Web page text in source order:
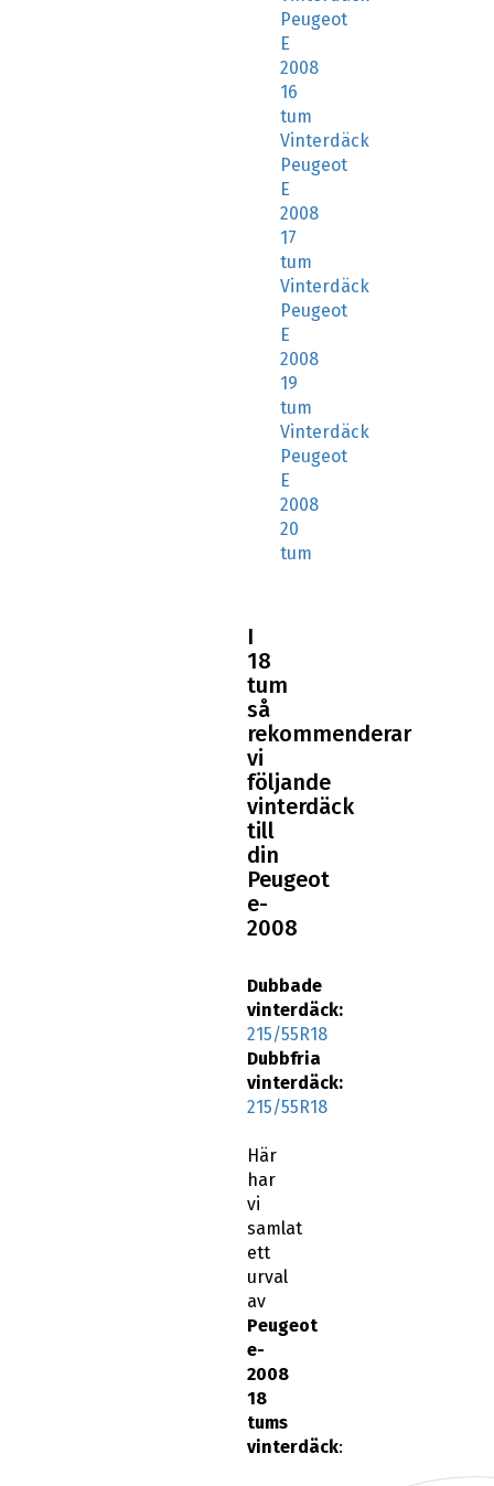
tum
Vinterdäck
Peugeot
E
2008
17
tum
Vinterdäck
Peugeot
E
2008
19
tum
Vinterdäck
Peugeot
E
2008
20
tum
rekommenderar
vi
följande
vinterdäck
till
din
Peugeot
e-
2008
Dubbade
vinterdäck:
vinterdäck:
215/55R18
Här
har
vi
ett
urval
av
Peugeot
e-
2008
18
tums
vinterdäck